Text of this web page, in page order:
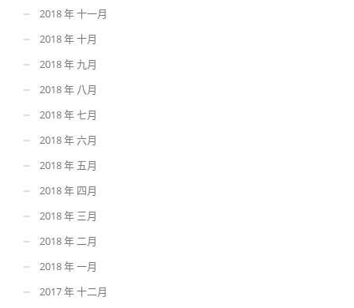
2018 年 十一月
2018 年 十月
2018 年 九月
2018 年 八月
2018 年 七月
2018 年 六月
2018 年 五月
2018 年 四月
2018 年 三月
2018 年 二月
2018 年 一月
2017 年 十二月